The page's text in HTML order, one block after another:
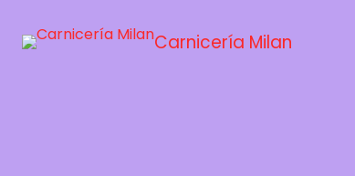
Carnicería Milan